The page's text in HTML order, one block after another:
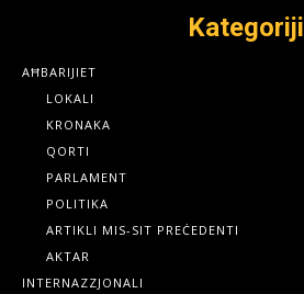
Kategoriji
AĦBARIJIET
LOKALI
KRONAKA
QORTI
PARLAMENT
POLITIKA
ARTIKLI MIS-SIT PREĊEDENTI
AKTAR
INTERNAZZJONALI